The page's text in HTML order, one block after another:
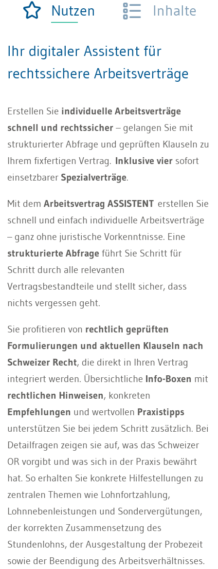
Nutzen Inhalte
Ihr digitaler Assistent für
rechtssichere Arbeitsverträge
Erstellen Sie individuelle Arbeitsverträge
schnell und rechtssicher – gelangen Sie mit
strukturierter Abfrage und geprüften Klauseln zu
Ihrem fixfertigen Vertrag. Inklusive vier sofort
einsetzbarer Spezialverträge.
Mit dem Arbeitsvertrag ASSISTENT erstellen Sie
schnell und einfach individuelle Arbeitsverträge
– ganz ohne juristische Vorkenntnisse. Eine
strukturierte Abfrage führt Sie Schritt für
Schritt durch alle relevanten
Vertragsbestandteile und stellt sicher, dass
nichts vergessen geht.
Sie profitieren von rechtlich geprüften
Formulierungen und aktuellen Klauseln nach
Schweizer Recht, die direkt in Ihren Vertrag
integriert werden. Übersichtliche Info-Boxen mit
rechtlichen Hinweisen, konkreten
Empfehlungen und wertvollen Praxistipps
unterstützen Sie bei jedem Schritt zusätzlich. Bei
Detailfragen zeigen sie auf, was das Schweizer
OR vorgibt und was sich in der Praxis bewährt
hat. So erhalten Sie konkrete Hilfestellungen zu
zentralen Themen wie Lohnfortzahlung,
Lohnnebenleistungen und Sondervergütungen,
der korrekten Zusammensetzung des
Stundenlohns, der Ausgestaltung der Probezeit
sowie der Beendigung des Arbeitsverhältnisses.